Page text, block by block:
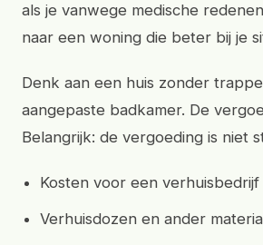
als je vanwege medische
naar een woning die beter bij je
Denk aan een huis zonder
aangepaste badkamer. De
Belangrijk: de vergoeding is niet
Kosten voor een verhuisbedrijf
Verhuisdozen en ander